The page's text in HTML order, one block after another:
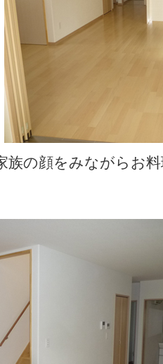
族の顔をみながらお